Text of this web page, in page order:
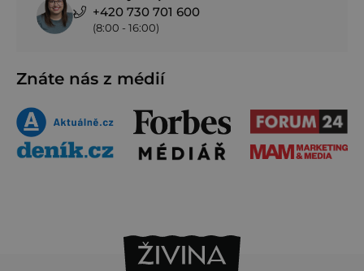
+420 730 701 600
(8:00 - 16:00)
Znáte nás z médií